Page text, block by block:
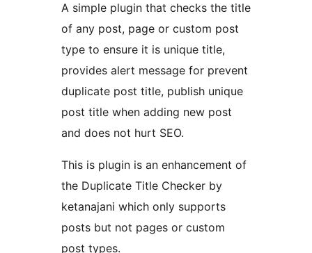
A simple plugin that checks the title
of any post, page or custom post
type to ensure it is unique title,
provides alert message for prevent
duplicate post title, publish unique
post title when adding new post
and does not hurt SEO.
This is plugin is an enhancement of
the Duplicate Title Checker by
ketanajani which only supports
posts but not pages or custom
post types.